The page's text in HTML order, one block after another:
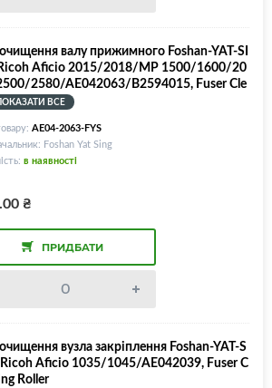
валу прижимного Foshan-YAT-SI
Aficio 2015/2018/MP 1500/1600/20
2580/AE042063/B2594015, Fuser Cle
Roller ВСЕ
AE04-2063-FYS
Foshan Yat Sing
в наявності
₴
ПРИДБАТИ
вузла закріплення Foshan-YAT-S
Aficio 1035/1045/AE042039, Fuser C
Roller